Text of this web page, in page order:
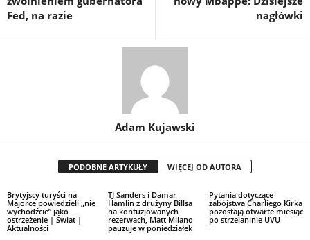
Fed, na razie
nagłówki
Adam Kujawski
PODOBNE ARTYKUŁY WIĘCEJ OD AUTORA
Brytyjscy turyści na
Majorce powiedzieli „nie
wychodźcie” jako
ostrzeżenie | Świat |
Aktualności
TJ Sanders i Damar
Hamlin z drużyny Billsa
na kontuzjowanych
rezerwach, Matt Milano
pauzuje w poniedziałek
Pytania dotyczące
zabójstwa Charliego Kirka
pozostają otwarte miesiąc
po strzelaninie UVU